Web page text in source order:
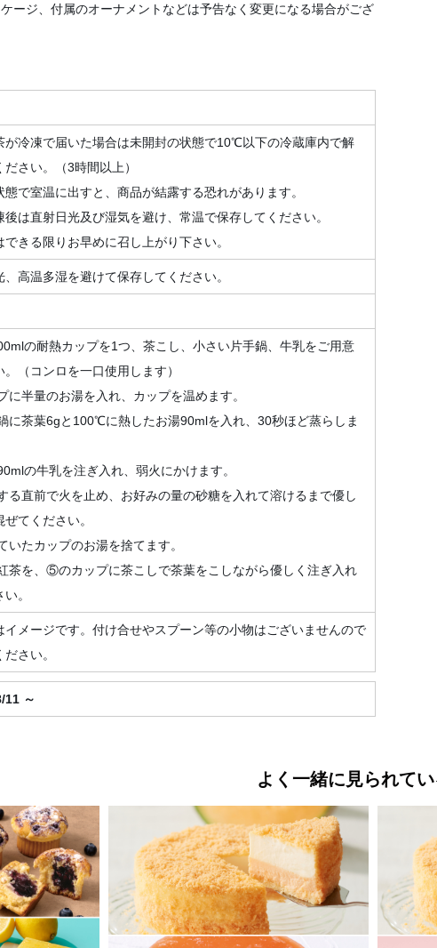
ージ、付属のオーナメントなどは予告なく変更になる場合がござ
が冷凍で届いた場合は未開封の状態で10℃以下の冷蔵庫内で解
ださい。（3時間以上）
で室温に出すと、商品が結露する恐れがあります。
後は直射日光及び湿気を避け、常温で保存してください。
できる限りお早めに召し上がり下さい。
、高温多湿を避けて保存してください。
の耐熱カップを1つ、茶こし、小さい片手鍋、牛乳をご用意
。（コンロを一口使用します）
半量のお湯を入れ、カップを温めます。
に茶葉6gと100℃に熱したお湯90mlを入れ、30秒ほど蒸らしま
の牛乳を注ぎ入れ、弱火にかけます。
る直前で火を止め、お好みの量の砂糖を入れて溶けるまで優し
ぜてください。
たカップのお湯を捨てます。
を、⑤のカップに茶こしで茶葉をこしながら優しく注ぎ入れ
。
メージです。付け合せやスプーン等の小物はございませんので
さい。
11 ～
よく一緒に見られて